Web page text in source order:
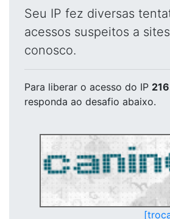
Seu IP fez diversas
acessos suspeitos a
conosco.
Para liberar o acesso do IP
responda ao desafio abaixo.